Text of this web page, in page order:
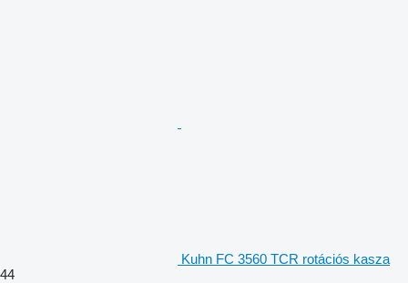
Kuhn FC 3560 TCR rotációs kasza
44